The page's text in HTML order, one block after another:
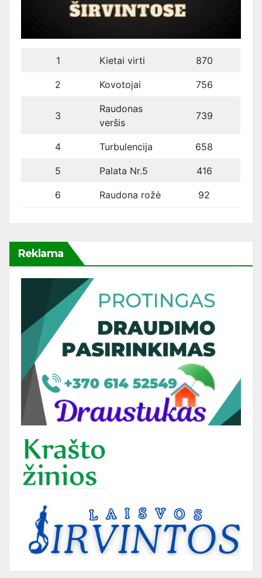
1 Kietai virti 870
2 Kovotojai 756
3
Raudonas
veršis
739
4 Turbulencija 658
5 Palata Nr.5 416
6 Raudona rožė 92
Reklama